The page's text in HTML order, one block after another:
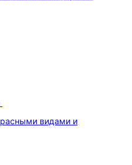
видами и